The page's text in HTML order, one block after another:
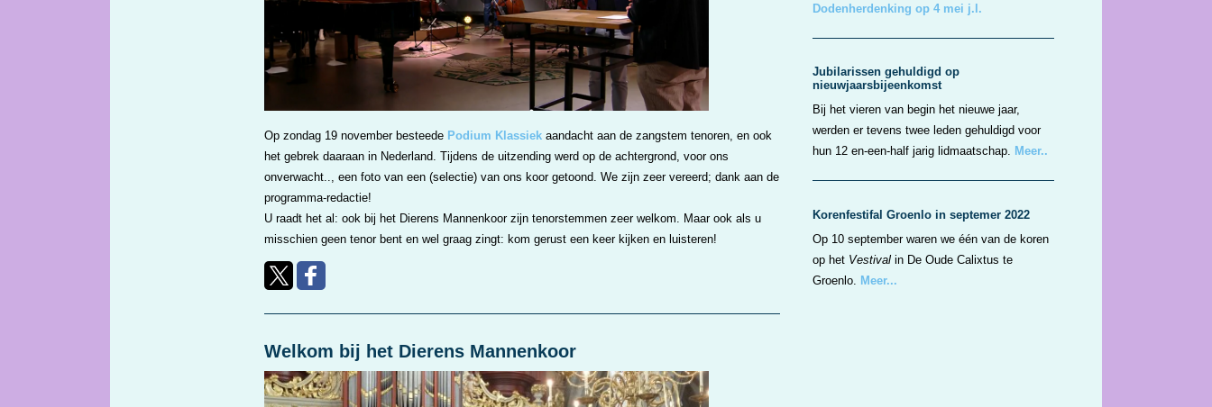
Op zondag 19 november besteede Podium Klassiekaandacht aan de zangstem tenoren, en ook
het gebrek daaraan in Nederland. Tijdens de uitzending werd op de achtergrond, voor ons
onverwacht.., een foto van een (selectie) van ons koor getoond. We zijn zeer vereerd; dank aan de
programma-redactie!
U raadt het al: ook bij het Dierens Mannenkoor zijn tenorstemmen zeer welkom. Maar ook als u
misschien geen tenor bent en wel graag zingt: kom gerust een keer kijken en luisteren!
Welkom bij het Dierens Mannenkoor
Dodenherdenking op 4 mei j.l.
Jubilarissen gehuldigd op
nieuwjaarsbijeenkomst
Bij het vieren van begin het nieuwe jaar,
werden er tevens twee leden gehuldigd voor
hun 12 en-een-half jarig lidmaatschap. Meer..
Korenfestifal Groenlo in septemer 2022
Op 10 september waren we één van de koren
op het Vestivalin De Oude Calixtus te
Groenlo.
Meer...